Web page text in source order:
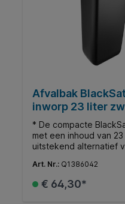
Afvalbak
inworp 23 liter
331830
* De compacte
met een inhoud van
uitstekend alternatief
geringere
Deze afvalbak kan
als staand worden
Art. Nr.: Q1386042
€ 64,30*